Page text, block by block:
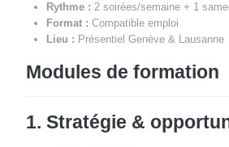
Rythme : 2 soirées/semaine + 1
Format : Compatible emploi
Lieu : Présentiel Genève & Lausanne
Modules de formation
1. Stratégie &